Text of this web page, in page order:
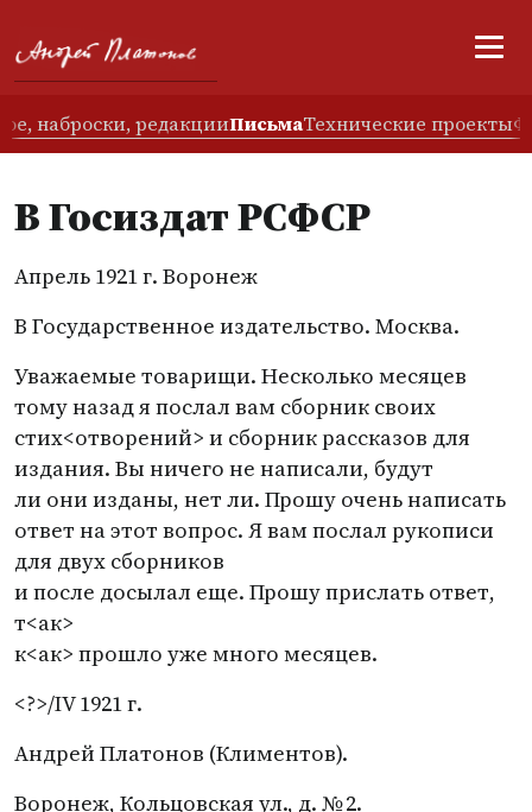
наброски, редакцииПисьмаТехнические проекты
В Госиздат РСФСР
Апрель 1921 г. Воронеж
В Государственное издательство. Москва.
Уважаемые товарищи. Несколько месяцев
тому назад я послал вам сборник своих
стих<отворений> и сборник рассказов для
издания. Вы ничего не написали, будут
ли они изданы, нет ли. Прошу очень написать
ответ на этот вопрос. Я вам послал рукописи
для двух сборников
и после досылал еще. Прошу прислать ответ,
т<ак>
к<ак> прошло уже много месяцев.
<?>/IV 1921 г.
Андрей Платонов (Климентов).
Воронеж, Кольцовская ул., д. № 2.